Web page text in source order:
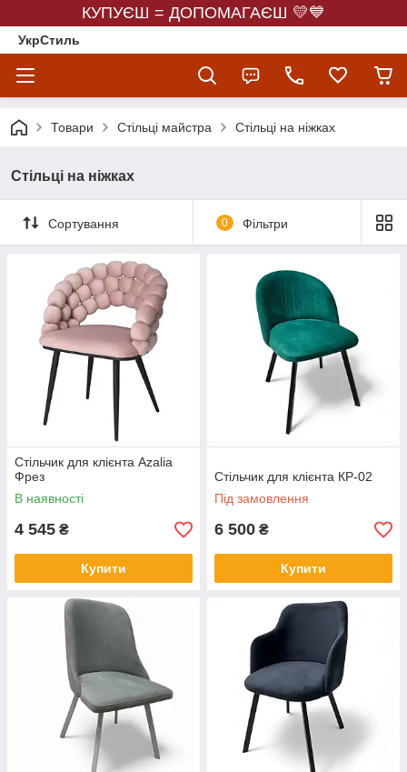
КУПУЄШ = ДОПОМАГАЄШ 💛💙
УкрСтиль
Товари Стільці майстра Стільці на ніжках
Стільці на ніжках
Сортування 0 Фільтри
Стільчик для клієнта Azalia
Фрез
В наявності
4 545 ₴
Купити
Стільчик для клієнта КР-02
Під замовлення
6 500 ₴
Купити